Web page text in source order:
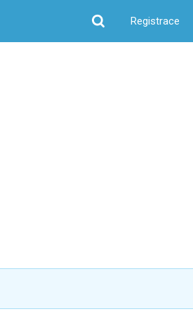
Hledat
Registrace